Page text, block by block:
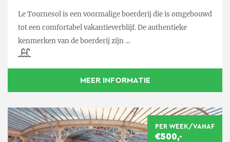
Le Tournesol is een voormalige boerderij die is omgebouwd
tot een comfortabel vakantieverblijf. De authentieke
kenmerken van de boerderij zijn ...
MEER INFORMATIE
PER WEEK/VANAF
€500,-